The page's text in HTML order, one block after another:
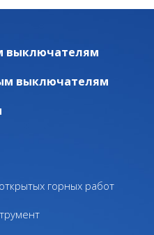
выключателям
выключателям
горных работ